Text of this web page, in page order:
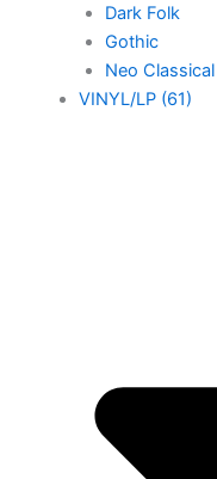
Dark Folk
Gothic
Neo Classical
VINYL/LP (61)